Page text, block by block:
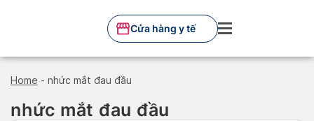
Cửa hàng y tế
Home - nhức mắt đau đầu
nhức mắt đau đầu